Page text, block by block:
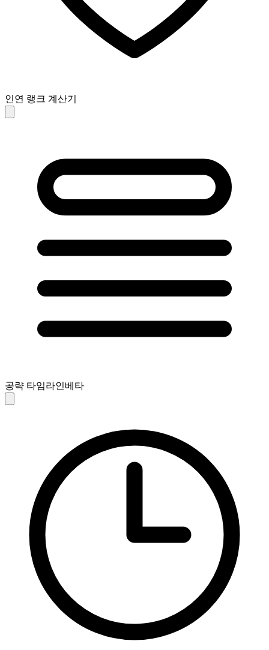
인연 랭크 계산기
공략 타임라인베타